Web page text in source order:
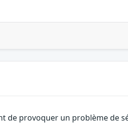
de provoquer un problème de